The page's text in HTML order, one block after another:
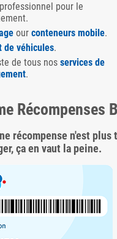
pour le
our conteneurs mobile.
de véhicules.
de tous nos services de
.
Récompenses
récompense n'est plus
ça en vaut la peine.